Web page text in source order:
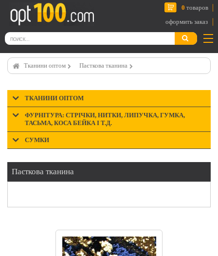
0 товаров
оформить заказ
Тканини оптом Паєткова тканина
ТКАНИНИ ОПТОМ
ФУРНІТУРА: СТРІЧКИ, НИТКИ, ЛИПУЧКА, ГУМКА,
ТАСЬМА, КОСА БЕЙКА І Т.Д.
СУМКИ
Паєткова тканина